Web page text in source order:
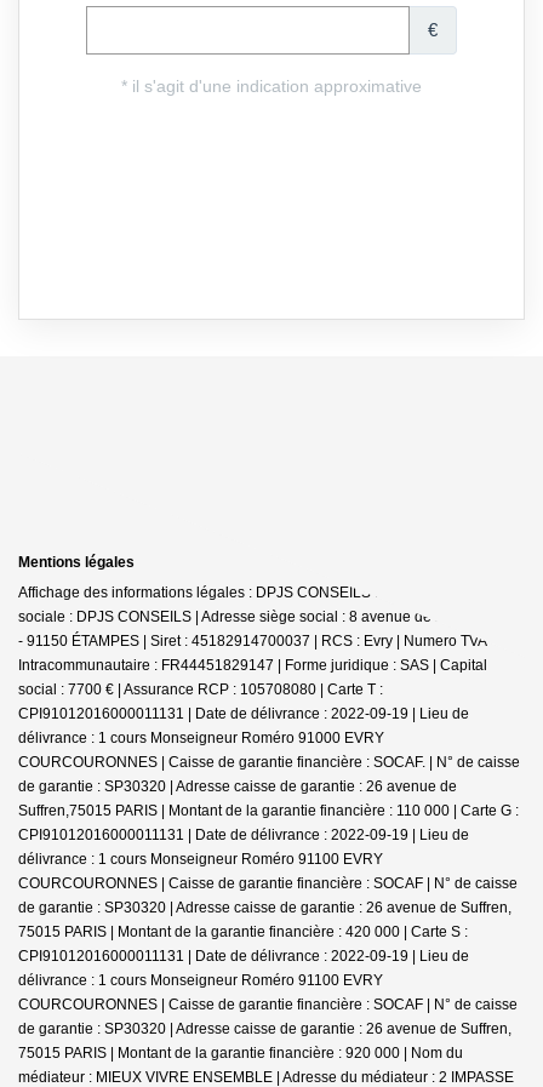
Mentions légales
Affichage des informations légales : DPJS CONSEILS Immobilier | Raison
sociale : DPJS CONSEILS | Adresse siège social : 8 avenue de la Libération
- 91150 ÉTAMPES | Siret : 45182914700037 | RCS : Evry | Numero TVA
Intracommunautaire : FR44451829147 | Forme juridique : SAS | Capital
social : 7700 € | Assurance RCP : 105708080 | Carte T :
CPI91012016000011131 | Date de délivrance : 2022-09-19 | Lieu de
délivrance : 1 cours Monseigneur Roméro 91000 EVRY
COURCOURONNES | Caisse de garantie financière : SOCAF. | N° de caisse
de garantie : SP30320 | Adresse caisse de garantie : 26 avenue de
Suffren,75015 PARIS | Montant de la garantie financière : 110 000 | Carte G :
CPI91012016000011131 | Date de délivrance : 2022-09-19 | Lieu de
délivrance : 1 cours Monseigneur Roméro 91100 EVRY
COURCOURONNES | Caisse de garantie financière : SOCAF | N° de caisse
de garantie : SP30320 | Adresse caisse de garantie : 26 avenue de Suffren,
75015 PARIS | Montant de la garantie financière : 420 000 | Carte S :
CPI91012016000011131 | Date de délivrance : 2022-09-19 | Lieu de
délivrance : 1 cours Monseigneur Roméro 91100 EVRY
COURCOURONNES | Caisse de garantie financière : SOCAF | N° de caisse
de garantie : SP30320 | Adresse caisse de garantie : 26 avenue de Suffren,
75015 PARIS | Montant de la garantie financière : 920 000 | Nom du
médiateur : MIEUX VIVRE ENSEMBLE | Adresse du médiateur : 2 IMPASSE